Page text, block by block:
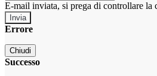
E-mail inviata, si prega di controllare la
Errore
Chiudi
Successo